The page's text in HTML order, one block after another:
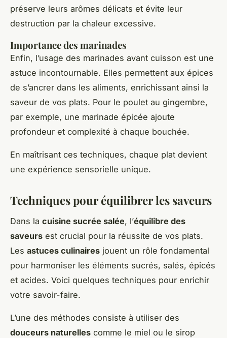
préserve leurs arômes délicats et évite leur
destruction par la chaleur excessive.
Importance des marinades
Enfin, l’usage des marinades avant cuisson est une
astuce incontournable. Elles permettent aux épices
de s’ancrer dans les aliments, enrichissant ainsi la
saveur de vos plats. Pour le poulet au gingembre,
par exemple, une marinade épicée ajoute
profondeur et complexité à chaque bouchée.
En maîtrisant ces techniques, chaque plat devient
une expérience sensorielle unique.
Techniques pour équilibrer les saveurs
Dans la cuisine sucrée salée, l’équilibre des
saveurs est crucial pour la réussite de vos plats.
Les astuces culinaires jouent un rôle fondamental
pour harmoniser les éléments sucrés, salés, épicés
et acides. Voici quelques techniques pour enrichir
votre savoir-faire.
L’une des méthodes consiste à utiliser des
douceurs naturelles comme le miel ou le sirop